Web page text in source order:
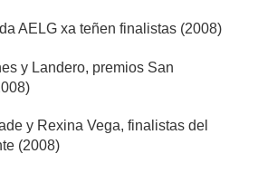
AELG xa teñen finalistas (2008)
y Landero, premios San
y Rexina Vega, finalistas del
(2008)